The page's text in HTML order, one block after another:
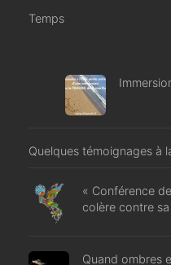
Temps
Quelques témoignages à
« Conférence
colère contre
Quand ombres